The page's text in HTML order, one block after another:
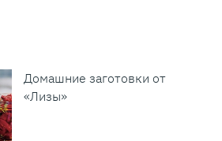
Домашние заготовки от
«Лизы»